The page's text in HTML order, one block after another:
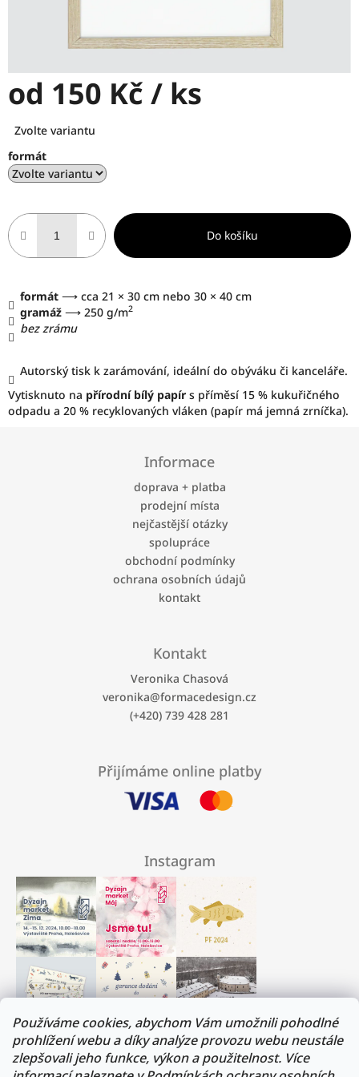
Používáme cookies, abychom Vám umožnili pohodlné
prohlížení webu a díky analýze provozu webu neustále
zlepšovali jeho funkce, výkon a použitelnost. Více
Milí přátelé, musíme si trochu odpočinout :)
od 150 Kč / ks
cena:
Zvolte variantu
formát
Do košíku
formát ⟶ cca 21 × 30 cm nebo 30 × 40 cm
gramáž ⟶ 250 g/m2
bez zrámu
Autorský tisk k zarámování, ideální do obýváku či kanceláře.
Vytisknuto na přírodní bílý papír s příměsí 15 % kukuřičného
odpadu a 20 % recyklovaných vláken (papír má jemná zrníčka).
Informace
doprava + platba
prodejní místa
nejčastější otázky
spolupráce
obchodní podmínky
ochrana osobních údajů
kontakt
Kontakt
Veronika Chasová
veronika@formacedesign.cz
(+420) 739 428 281
Přijímáme online platby
Instagram